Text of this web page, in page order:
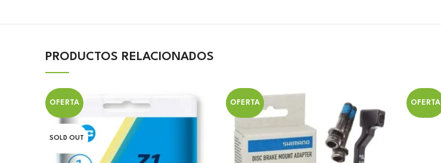
PRODUCTOS RELACIONADOS
OFERTA
SOLD OUT
OFERTA OFERTA